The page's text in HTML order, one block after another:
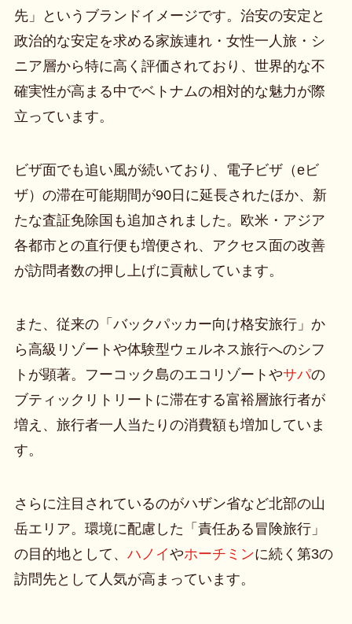
先」というブランドイメージです。治安の安定と
政治的な安定を求める家族連れ・女性一人旅・シ
ニア層から特に高く評価されており、世界的な不
確実性が高まる中でベトナムの相対的な魅力が際
立っています。
ビザ面でも追い風が続いており、電子ビザ（eビ
ザ）の滞在可能期間が90日に延長されたほか、新
たな査証免除国も追加されました。欧米・アジア
各都市との直行便も増便され、アクセス面の改善
が訪問者数の押し上げに貢献しています。
また、従来の「バックパッカー向け格安旅行」か
ら高級リゾートや体験型ウェルネス旅行へのシフ
トが顕著。フーコック島のエコリゾートやサパの
ブティックリトリートに滞在する富裕層旅行者が
増え、旅行者一人当たりの消費額も増加していま
す。
さらに注目されているのがハザン省など北部の山
岳エリア。環境に配慮した「責任ある冒険旅行」
の目的地として、 ハノイやホーチミンに続く第3の
訪問先として人気が高まっています。